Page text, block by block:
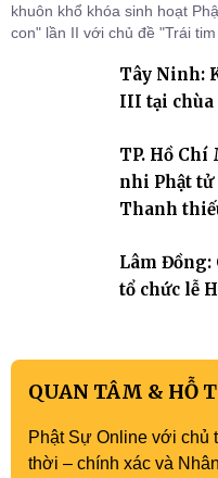
khuôn khổ khóa sinh hoạt
con" lần II với chủ đề "Trái
cho hơn 60 tu sinh.Tây Ninh:
III tại chùa
TP. Hồ
nhi Phật tử
Thanh
Lâm Đồng:
tổ chức lễ
QUAN TÂM & HỖ
Phật Sự Online với chủ
thời – chính xác và